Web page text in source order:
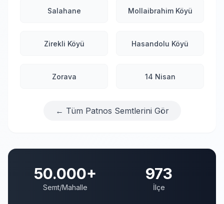
Salahane Mollaibrahim Köyü
Zirekli Köyü Hasandolu Köyü
Zorava 14 Nisan
← Tüm Patnos Semtlerini Gör
50.000+
Semt/Mahalle
973
İlçe